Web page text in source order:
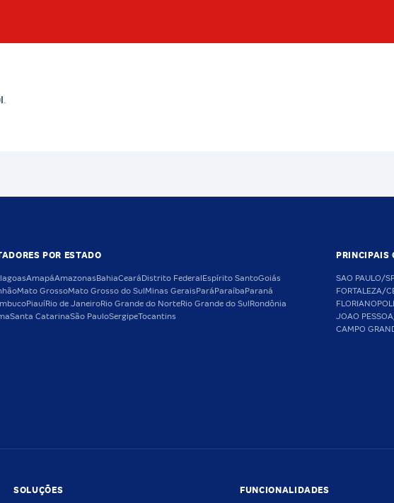
.
POR ESTADO
AmapáAmazonasBahiaCearáDistrito FederalEspírito SantoGoiás
Mato GrossoMato Grosso do SulMinas GeraisParáParaíbaParaná
PiauíRio de JaneiroRio Grande do NorteRio Grande do SulRondônia
Santa CatarinaSão PauloSergipeTocantins
PRINCIPAIS
SAO PAULO/
FORTALEZA/
JOAO
CAMPO
SOLUÇÕES FUNCIONALIDADES